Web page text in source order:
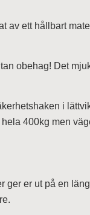
av ett hållbart
obehag! Det
i
400kg men
ger er ut på en